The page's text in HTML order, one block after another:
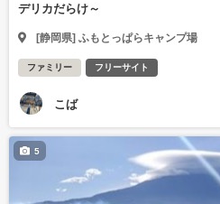
デリカだらけ～
[静岡県] ふもとっぱらキャンプ場
ファミリー フリーサイト
こば
5